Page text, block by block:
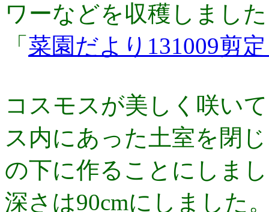
ワーなどを収穫しまし
「 菜園だより131009剪
コスモスが美しく咲い
ス内にあった土室を閉
の下に作ることにしま
深さは90cmにしました